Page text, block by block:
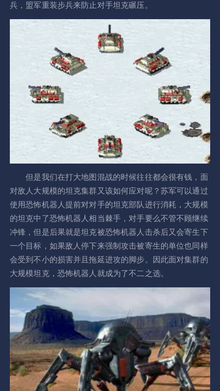
兵，盟军重装步兵来防止对手坦克碾压。
但是我们在打大地图混战的时候往往都会很有钱，面
对敌人大规模的坦克集群又该如何应对呢？苏军可以通过
使用恐怖机器人提前对对手的坦克部队进行消耗，大规模
的坦克中了恐怖机器人相当棘手，对手要么不管不顾继续
冲锋，但是后果就是坦克被恐怖机器人击杀后又会寄生下
一个目标，如果敌人停下来强制攻击被寄生的单位也同样
会受到不小的损害并且拖延进攻的脚步。因此面对集群的
大规模坦克，恐怖机器人就成为了不二之选。